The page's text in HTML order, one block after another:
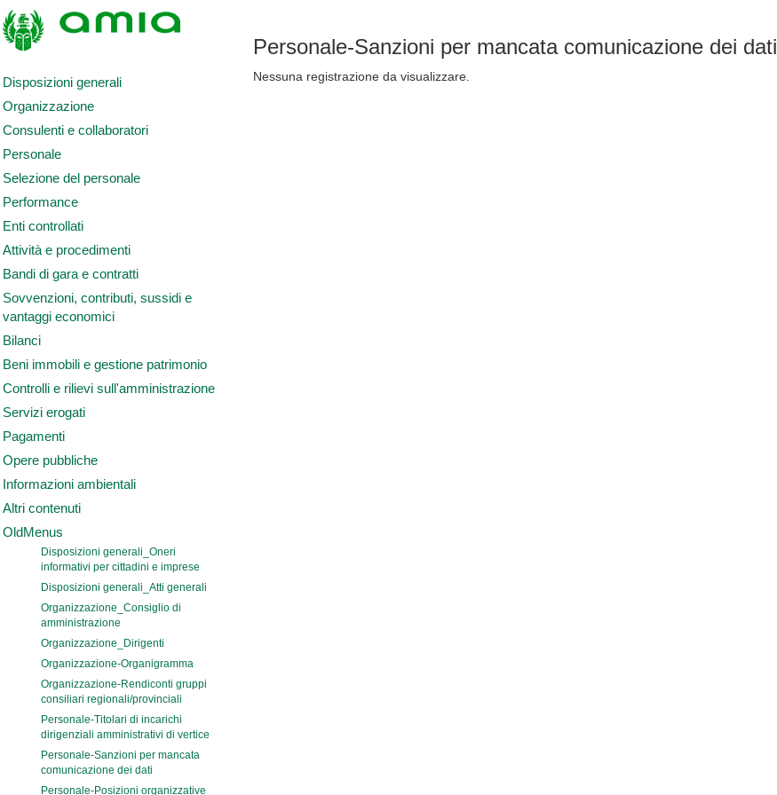
Disposizioni generali
Organizzazione
Consulenti e collaboratori
Personale
Selezione del personale
Performance
Enti controllati
Attività e procedimenti
Bandi di gara e contratti
Sovvenzioni, contributi, sussidi e
vantaggi economici
Bilanci
Beni immobili e gestione patrimonio
Controlli e rilievi sull'amministrazione
Servizi erogati
Pagamenti
Opere pubbliche
Informazioni ambientali
Altri contenuti
OldMenus
Disposizioni generali_Oneri
informativi per cittadini e imprese
Disposizioni generali_Atti generali
Organizzazione_Consiglio di
amministrazione
Organizzazione_Dirigenti
Organizzazione-Organigramma
Organizzazione-Rendiconti gruppi
consiliari regionali/provinciali
Personale-Titolari di incarichi
dirigenziali amministrativi di vertice
Personale-Sanzioni per mancata
comunicazione dei dati
Personale-Posizioni organizzative
Personale-Sanzioni per mancata comunicazione dei dati
Nessuna registrazione da visualizzare.